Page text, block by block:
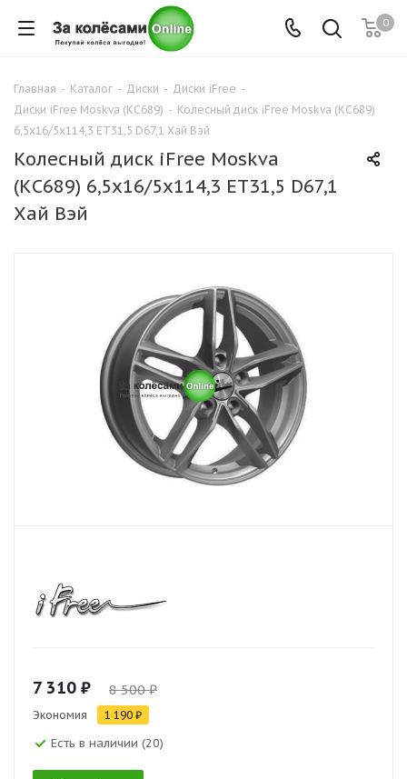
0
Главная - Каталог - Диски - Диски iFree -
Диски iFree Moskva (КС689) - Колесный диск iFree Moskva (КС689)
6,5x16/5x114,3 ET31,5 D67,1 Хай Вэй
Колесный диск iFree Moskva
(КС689) 6,5x16/5x114,3 ET31,5 D67,1
Хай Вэй
7 310 ₽ 8 500 ₽
Экономия 1 190 ₽
Есть в наличии (20)